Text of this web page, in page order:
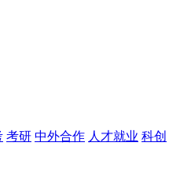
考研 中外合作 人才就业 科创